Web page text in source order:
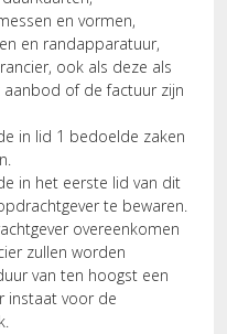
en vormen,
en randapparatuur,
ook als deze als
of de factuur zijn
in lid 1 bedoelde zaken
in het eerste lid van dit
te bewaren.
overeenkomen
zullen worden
van ten hoogst een
instaat voor de